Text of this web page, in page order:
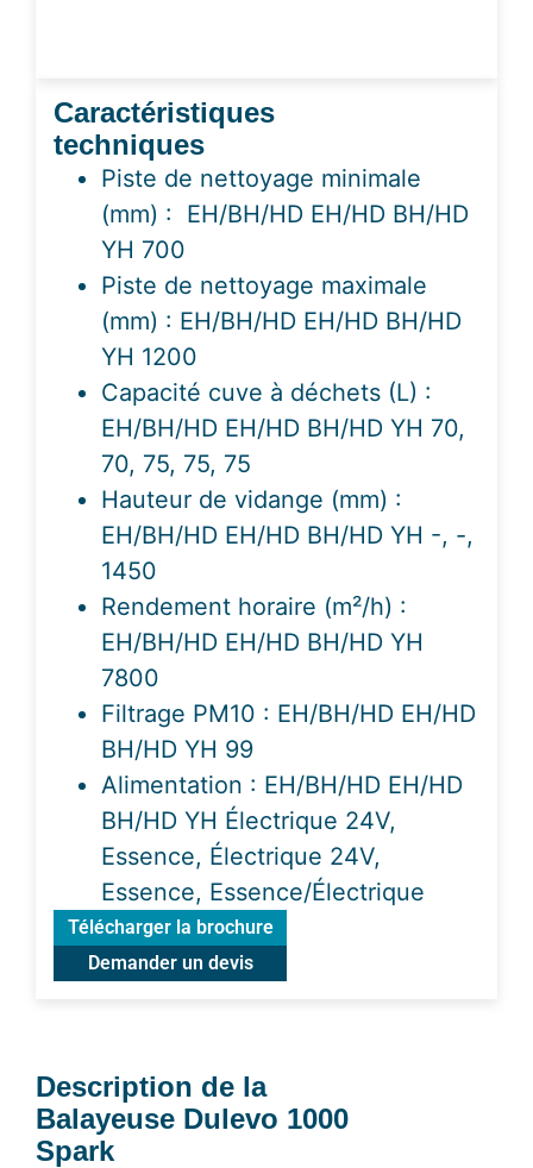
Caractéristiques
techniques
Piste de nettoyage minimale
(mm) : EH/BH/HD EH/HD BH/HD
YH 700
Piste de nettoyage maximale
(mm) : EH/BH/HD EH/HD BH/HD
YH 1200
Capacité cuve à déchets (L) :
EH/BH/HD EH/HD BH/HD YH 70,
70, 75, 75, 75
Hauteur de vidange (mm) :
EH/BH/HD EH/HD BH/HD YH -, -,
1450
Rendement horaire (m²/h) :
EH/BH/HD EH/HD BH/HD YH
7800
Filtrage PM10 : EH/BH/HD EH/HD
BH/HD YH 99
Alimentation : EH/BH/HD EH/HD
BH/HD YH Électrique 24V,
Essence, Électrique 24V,
Essence, Essence/Électrique
Télécharger la brochure
Demander un devis
Description de la
Balayeuse Dulevo 1000
Spark